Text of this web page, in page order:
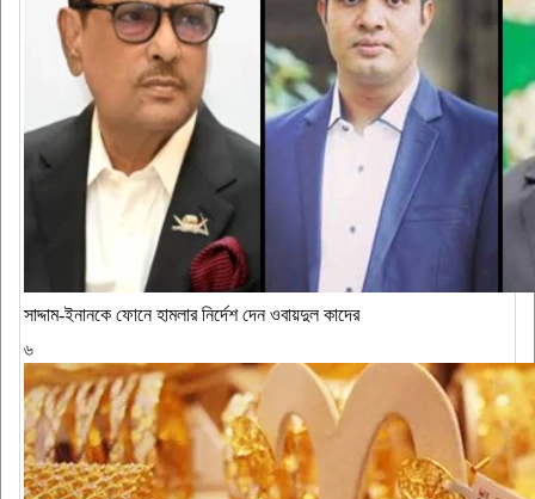
সাদ্দাম-ইনানকে ফোনে হামলার নির্দেশ দেন ওবায়দুল কাদের
৬